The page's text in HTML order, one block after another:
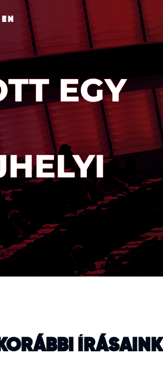
EN
EGY
KORÁBBI ÍRÁSAINK